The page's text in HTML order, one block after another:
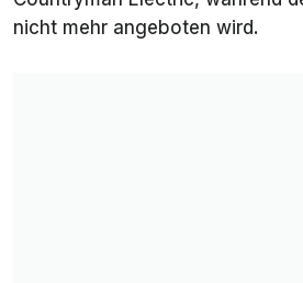
nicht mehr angeboten wird.